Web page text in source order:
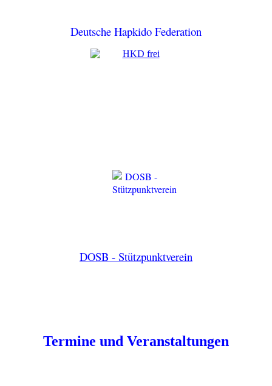
Deutsche Hapkido Federation
DOSB - Stützpunktverein
Termine und Veranstaltungen